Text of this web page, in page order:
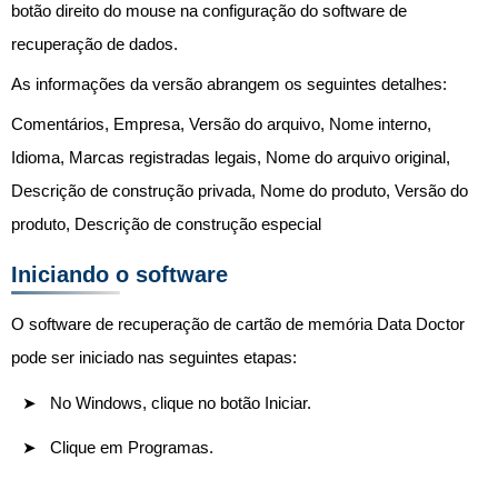
botão direito do mouse na configuração do software de
recuperação de dados.
As informações da versão abrangem os seguintes detalhes:
Comentários, Empresa, Versão do arquivo, Nome interno,
Idioma, Marcas registradas legais, Nome do arquivo original,
Descrição de construção privada, Nome do produto, Versão do
produto, Descrição de construção especial
Iniciando o software
O software de recuperação de cartão de memória Data Doctor
pode ser iniciado nas seguintes etapas:
No Windows, clique no botão Iniciar.
Clique em Programas.